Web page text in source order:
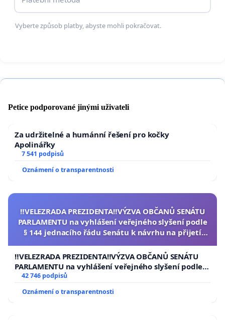
Vyberte způsob platby, abyste mohli pokračovat.
Petice podporované jinými uživateli
Za udržitelné a humánní řešení pro kočky
Apolinářky
7 541 podpisů
Oznámení o transparentnosti
‼️VELEZRADA PREZIDENTA‼️VÝZVA OBČANŮ SENÁTU
PARLAMENTU na vyhlášení veřejného slyšení podle
§ 144 jednacího řádu Senátu k návrhu na přijetí
republiky
‼️VELEZRADA PREZIDENTA‼️VÝZVA OBČANŮ SENÁTU
PARLAMENTU na vyhlášení veřejného slyšení podle §
144 jednacího řádu Senátu k návrhu na přijetí
usnesení k podání ústavní žaloby na prezidenta
republiky
42 746 podpisů
Oznámení o transparentnosti